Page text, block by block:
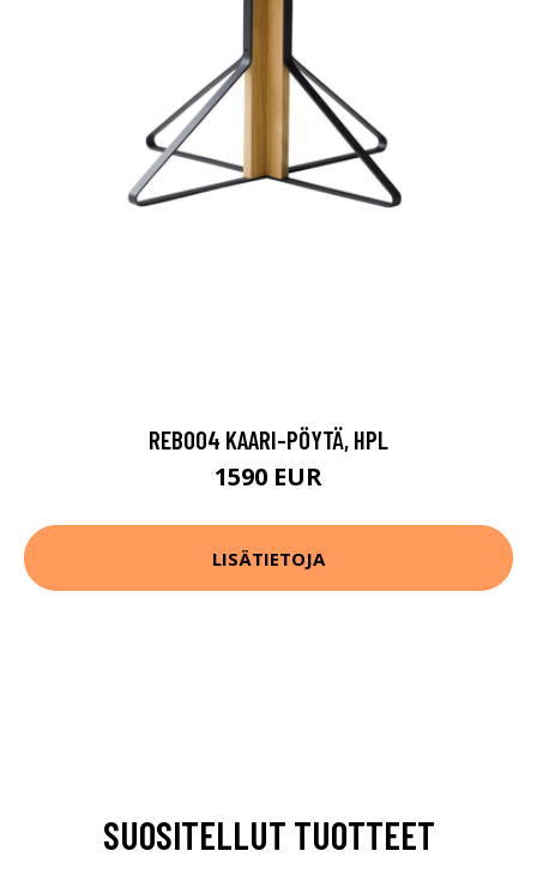
REB004 KAARI-PÖYTÄ, HPL
1590 EUR
LISÄTIETOJA
SUOSITELLUT TUOTTEET